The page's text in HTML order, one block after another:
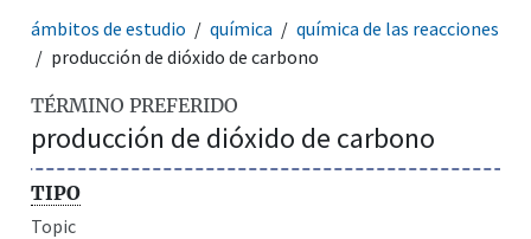
ámbitos de estudio química
química de las reacciones
producción de dióxido de carbono
TÉRMINO PREFERIDO
producción de dióxido de carbono
TIPO
Topic